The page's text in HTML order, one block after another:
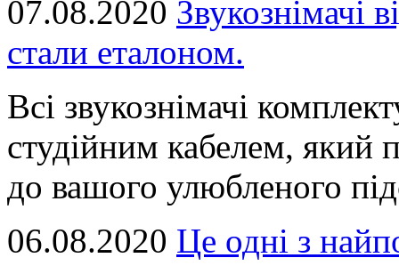
07.08.2020 Звукознімачі
стали еталоном.
Всі звукознімачі
студійним кабелем, який
до вашого улюбленого
06.08.2020 Це однi з